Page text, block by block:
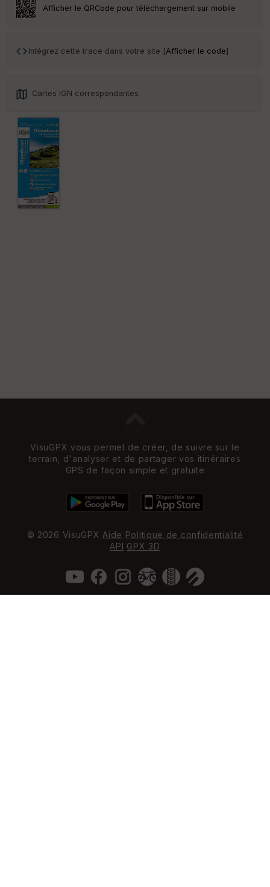
Afficher le QRCode pour téléchargement sur mobile
Intégrez cette trace dans votre site [Afficher le code]
Cartes IGN correspondantes
VisuGPX vous permet de créer, de suivre sur le
terrain, d'analyser et de partager vos itinéraires
GPS de façon simple et gratuite
© 2026 VisuGPX Aide Politique de confidentialité
API GPX 3D